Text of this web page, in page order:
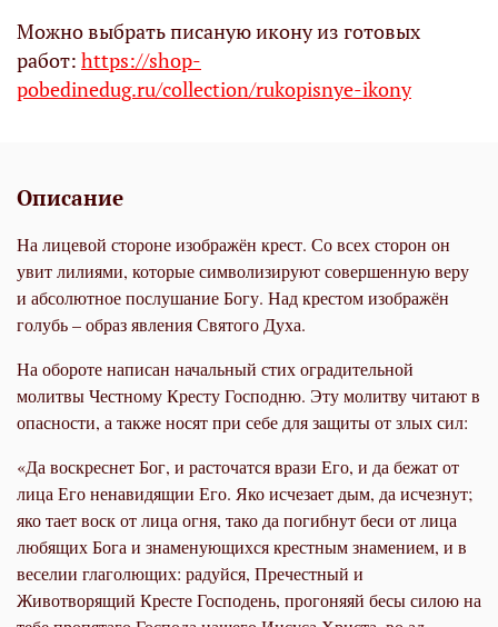
Можно выбрать писаную икону из готовых
работ: https://shop-
pobedinedug.ru/collection/rukopisnye-ikony
Описание
На лицевой стороне изображён крест. Со всех сторон он
увит лилиями, которые символизируют совершенную веру
и абсолютное послушание Богу. Над крестом изображён
голубь – образ явления Святого Духа.
На обороте написан начальный стих оградительной
молитвы Честному Кресту Господню. Эту молитву читают в
опасности, а также носят при себе для защиты от злых сил:
«Да воскреснет Бог, и расточатся врази Его, и да бежат от
лица Его ненавидящии Его. Яко исчезает дым, да исчезнут;
яко тает воск от лица огня, тако да погибнут беси от лица
любящих Бога и знаменующихся крестным знамением, и в
веселии глаголющих: радуйся, Пречестный и
Животворящий Кресте Господень, прогоняяй бесы силою на